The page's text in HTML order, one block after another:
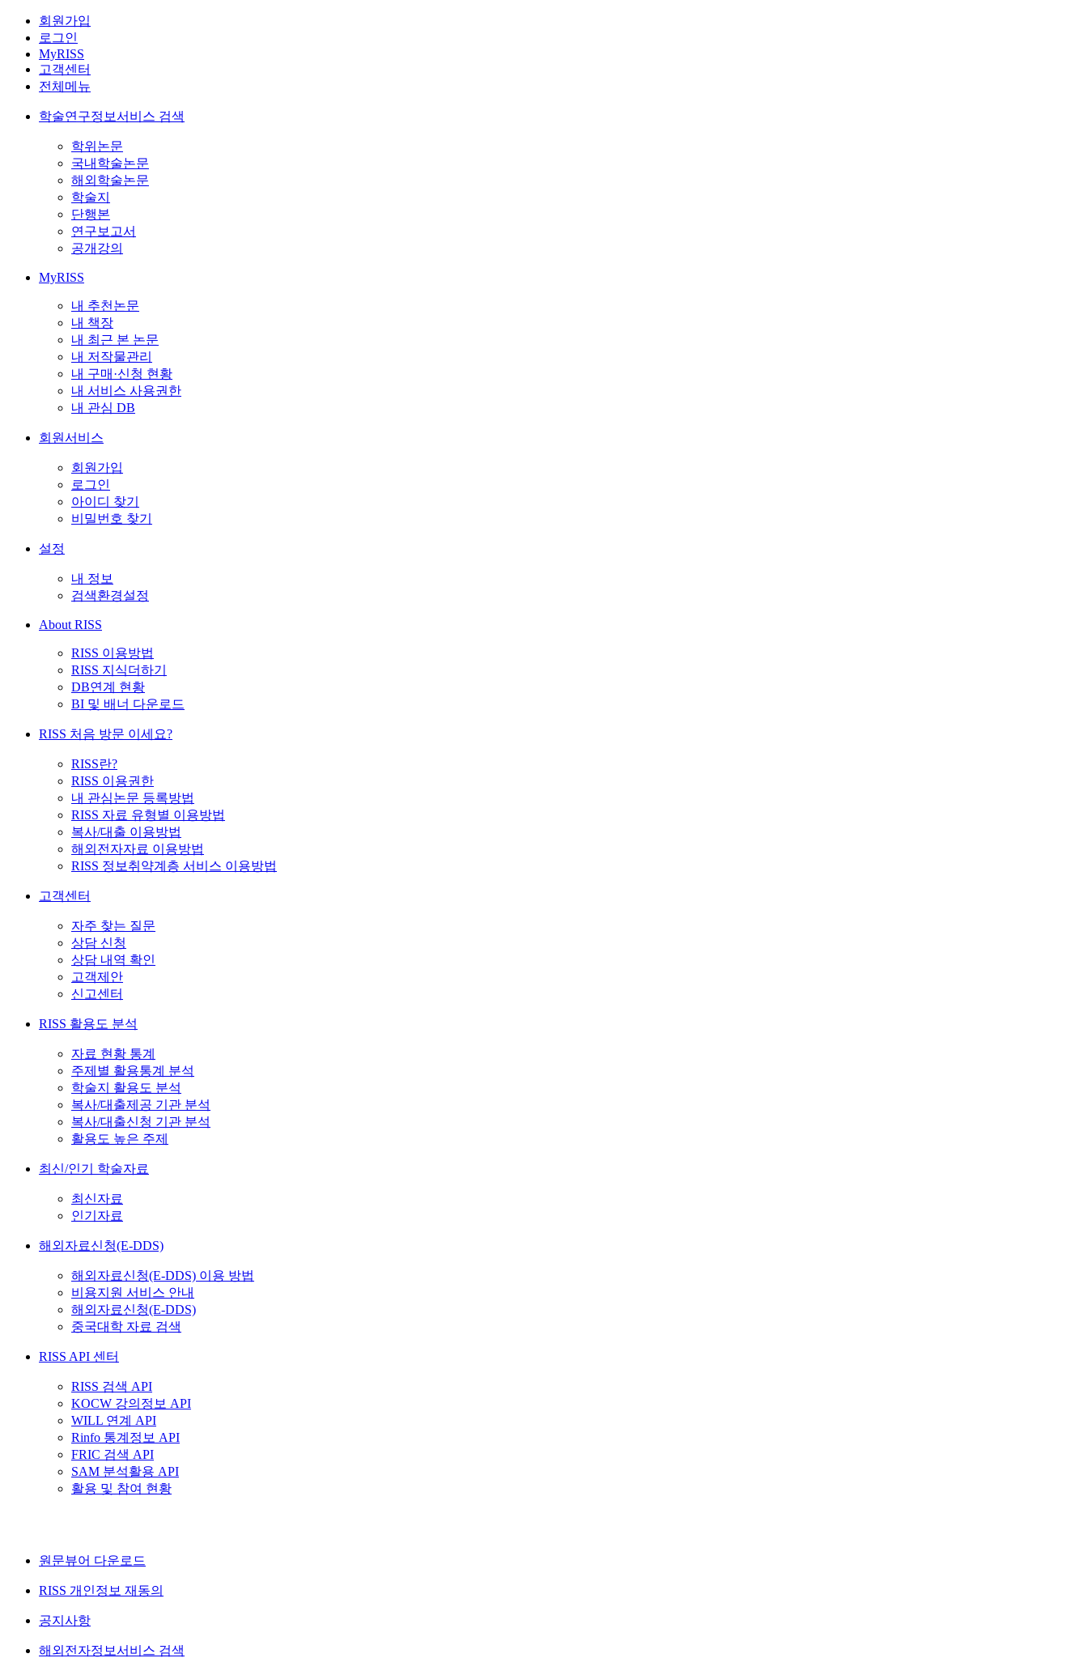
회원가입
로그인
MyRISS
고객센터
전체메뉴
학술연구정보서비스 검색
학위논문
국내학술논문
해외학술논문
학술지
단행본
연구보고서
공개강의
MyRISS
내 추천논문
내 책장
내 최근 본 논문
내 저작물관리
내 구매·신청 현황
내 서비스 사용권한
내 관심 DB
회원서비스
회원가입
로그인
아이디 찾기
비밀번호 찾기
설정
내 정보
검색환경설정
About RISS
RISS 이용방법
RISS 지식더하기
DB연계 현황
BI 및 배너 다운로드
RISS 처음 방문 이세요?
RISS란?
RISS 이용권한
내 관심논문 등록방법
RISS 자료 유형별 이용방법
복사/대출 이용방법
해외전자자료 이용방법
RISS 정보취약계층 서비스 이용방법
고객센터
자주 찾는 질문
상담 신청
상담 내역 확인
고객제안
신고센터
RISS 활용도 분석
자료 현황 통계
주제별 활용통계 분석
학술지 활용도 분석
복사/대출제공 기관 분석
복사/대출신청 기관 분석
활용도 높은 주제
최신/인기 학술자료
최신자료
인기자료
해외자료신청(E-DDS)
해외자료신청(E-DDS) 이용 방법
비용지원 서비스 안내
해외자료신청(E-DDS)
중국대학 자료 검색
RISS API 센터
RISS 검색 API
KOCW 강의정보 API
WILL 연계 API
Rinfo 통계정보 API
FRIC 검색 API
SAM 분석활용 API
활용 및 참여 현황
원문뷰어 다운로드
RISS 개인정보 재동의
공지사항
해외전자정보서비스 검색